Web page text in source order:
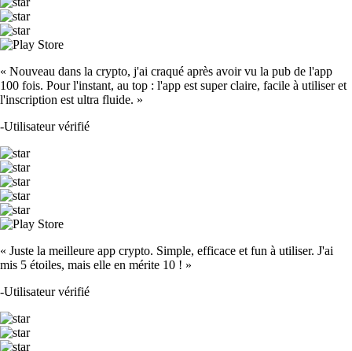
« Nouveau dans la crypto, j'ai craqué après avoir vu la pub de l'app
100 fois. Pour l'instant, au top : l'app est super claire, facile à utiliser et
l'inscription est ultra fluide. »
-Utilisateur vérifié
« Juste la meilleure app crypto. Simple, efficace et fun à utiliser. J'ai
mis 5 étoiles, mais elle en mérite 10 ! »
-Utilisateur vérifié